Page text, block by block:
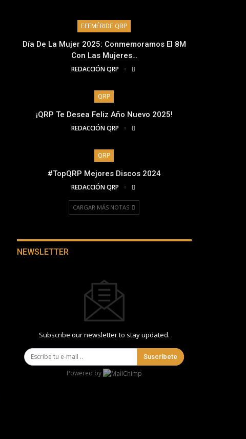
EFEMÉRIDE QRP
Día De La Mujer 2025: Conmemoramos El 8M
Con Las Mujeres…
REDACCIÓN QRP
QRP
¡QRP Te Desea Feliz Año Nuevo 2025!
REDACCIÓN QRP
QRP
#TopQRP Mejores Discos 2024
REDACCIÓN QRP
CARGAR MÁS NOTAS
NEWSLETTER
Subscribe our newsletter to stay updated.
Suscríbete
Powered by